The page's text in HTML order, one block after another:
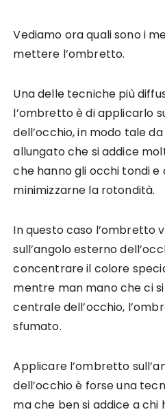
Vediamo ora quali sono i
mettere l’ombretto.
Una delle tecniche più
l’ombretto è di applicarlo
dell’occhio, in modo tale
allungato che si addice
che hanno gli occhi tondi e
minimizzarne la rotondità.
In questo caso l’ombretto
sull’angolo esterno
concentrare il colore
mentre man mano che ci
centrale dell’occhio,
sfumato.
Applicare l’ombretto
dell’occhio è forse una
ma che ben si addice a chi